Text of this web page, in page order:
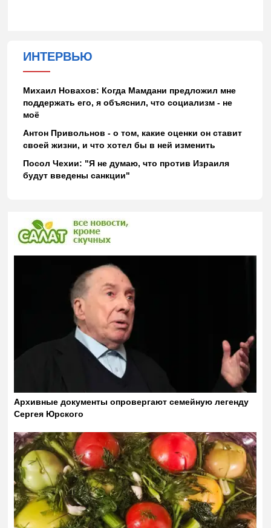
ИНТЕРВЬЮ
Михаил Новахов: Когда Мамдани предложил мне
поддержать его, я объяснил, что социализм - не
моё
Антон Привольнов - о том, какие оценки он ставит
своей жизни, и что хотел бы в ней изменить
Посол Чехии: "Я не думаю, что против Израиля
будут введены санкции"